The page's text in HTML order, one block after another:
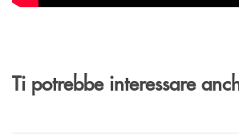
Ti potrebbe interessare